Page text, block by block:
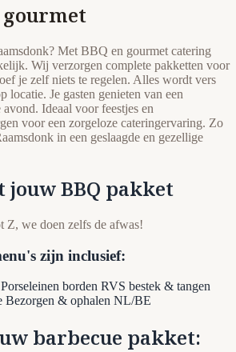
gourmet
Met BBQ en gourmet catering
Wij verzorgen complete pakketten voor
je zelf niets te regelen. Alles wordt vers
locatie. Je gasten genieten van een
Ideaal voor feestjes en
voor een zorgeloze cateringervaring. Zo
in een geslaagde en gezellige
jouw BBQ pakket
Z, we doen zelfs de afwas!
zijn inclusief:
Porseleinen borden RVS bestek & tangen
Bezorgen & ophalen NL/BE
barbecue pakket: